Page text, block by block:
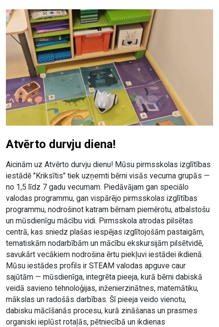
Atvērto durvju diena!
Aicinām uz Atvērto durvju dienu! Mūsu pirmsskolas izglītības
iestādē "Kriksītis" tiek uzņemti bērni visās vecuma grupās —
no 1,5 līdz 7 gadu vecumam. Piedāvājam gan speciālo
valodas programmu, gan vispārējo pirmsskolas izglītības
programmu, nodrošinot katram bērnam piemērotu, atbalstošu
un mūsdienīgu mācību vidi. Pirmsskola atrodas pilsētas
centrā, kas sniedz plašas iespējas izglītojošām pastaigām,
tematiskām nodarbībām un mācību ekskursijām pilsētvidē,
savukārt vecākiem nodrošina ērtu piekļuvi iestādei ikdienā.
Mūsu iestādes profils ir STEAM valodas apguve caur
sajūtām — mūsdienīga, integrēta pieeja, kurā bērni dabiskā
veidā savieno tehnoloģijas, inženierzinātnes, matemātiku,
mākslas un radošās darbības. Šī pieeja veido vienotu,
dabisku mācīšanās procesu, kurā zināšanas un prasmes
organiski ieplūst rotaļās, pētniecībā un ikdienas